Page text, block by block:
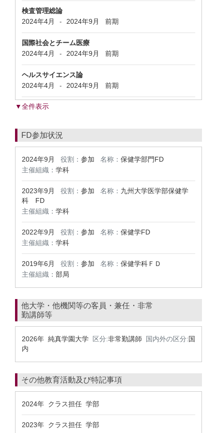
検査管理総論
2024年4月
- 2024年9月 前期
国際社会とチーム医療
2024年4月
- 2024年9月 前期
ヘルスサイエンス論
2024年4月
- 2024年9月 前期
▼全件表示
FD参加状況
2024年9月 役割： 参加 名称： 保健学部門FD
主催組織： 学科
2023年9月 役割： 参加 名称： 九州大学医学部保健学
科 FD
主催組織： 学科
2022年9月 役割： 参加 名称： 保健学FD
主催組織： 学科
2019年6月 役割： 参加 名称： 保健学科ＦＤ
主催組織： 部局
他大学・他機関等の客員・兼任・非常
勤講師等
2026年 純真学園大学 区分:非常勤講師 国内外の区分:国
内
その他教育活動及び特記事項
2024年 クラス担任 学部
2023年 クラス担任 学部